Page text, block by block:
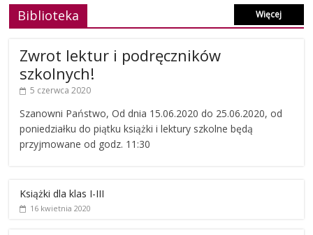
Biblioteka Więcej
Zwrot lektur i podręczników
szkolnych!
5 czerwca 2020
Szanowni Państwo, Od dnia 15.06.2020 do 25.06.2020, od
poniedziałku do piątku książki i lektury szkolne będą
przyjmowane od godz. 11:30
Książki dla klas I-III
16 kwietnia 2020